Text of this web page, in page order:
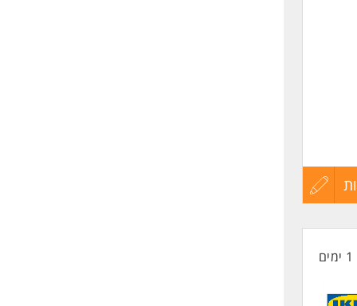
עדכון
1 ימים